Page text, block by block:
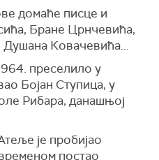
домаће писце и
Бране Црнчевића,
Ковачевића...
преселило у
Бојан Ступица, у
Рибара, данашњој
је пробијао
постао